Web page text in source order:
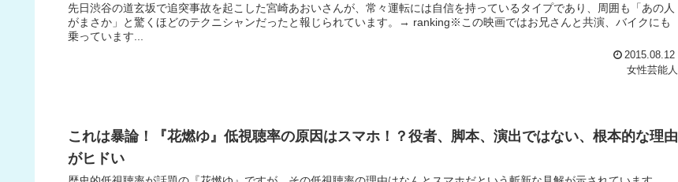
先日渋谷の道玄坂で追突事故を起こした宮崎あおいさんが、常々運転には自信を持っているタイプであり、周囲も「あの人
がまさか」と驚くほどのテクニシャンだったと報じられています。→ ranking※この映画ではお兄さんと共演、バイクにも
乗っています...
2015.08.12
女性芸能人
これは暴論！『花燃ゆ』低視聴率の原因はスマホ！？役者、脚本、演出ではない、根本的な理由
がヒドい